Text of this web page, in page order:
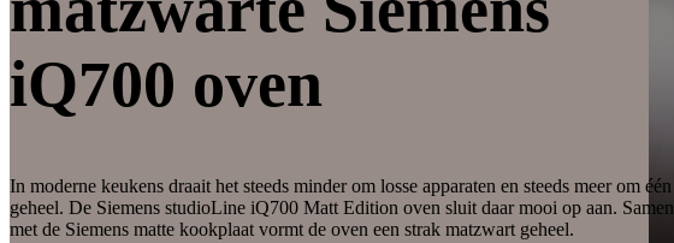
iQ700 oven
In moderne keukens draait het steeds minder om losse apparaten en steeds meer om één
geheel. De Siemens studioLine iQ700 Matt Edition oven sluit daar mooi op aan. Samen
met de Siemens matte kookplaat vormt de oven een strak matzwart geheel.